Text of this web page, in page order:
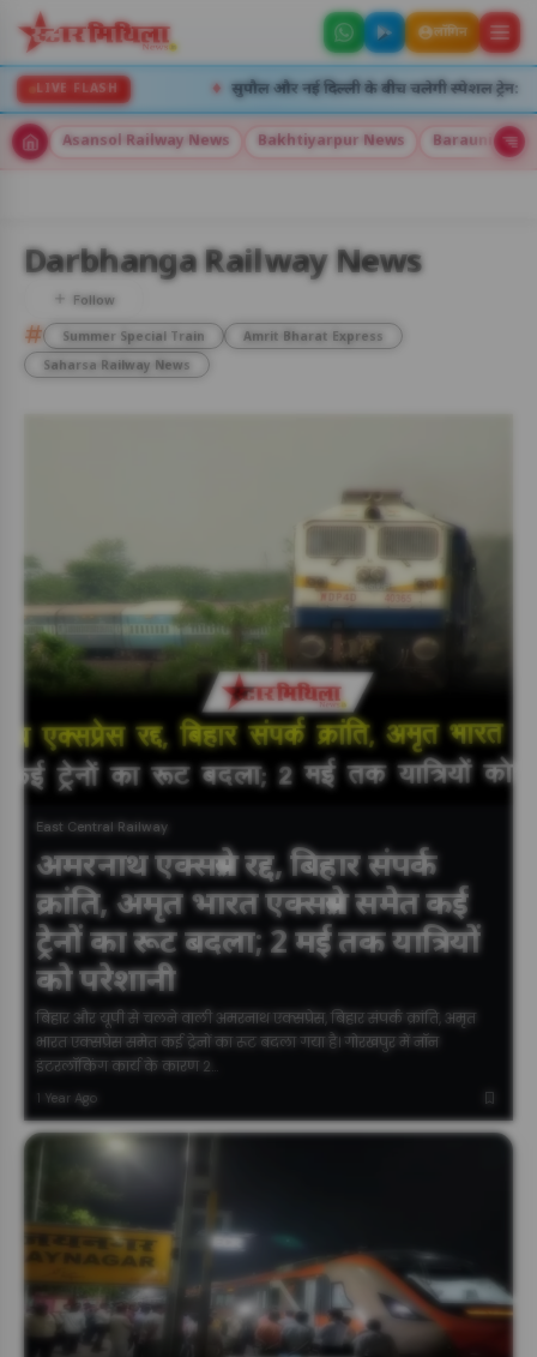
Asansol Railway News Bakhtiyarpur News Barauni News
लॉगिन
LIVE FLASH
रहेंगी रद्द सुपौल और नई दिल्ली के बीच चलेगी स्पेशल ट्रेन: यात्रियों
अलर्ट्स
8 अग॰ 2026
उदय: --:--
Darbhanga Railway News
# Summer Special Train
Amrit Bharat Express
Saharsa Railway News
East Central Railway
अमरनाथ एक्सप्रेस रद्द, बिहार संपर्क
क्रांति, अमृत भारत एक्सप्रेस समेत कई
ट्रेनों का रूट बदला; 2 मई तक यात्रियों
को परेशानी
बिहार और यूपी से चलने वाली अमरनाथ एक्सप्रेस, बिहार संपर्क क्रांति, अमृत
भारत एक्सप्रेस समेत कई ट्रेनों का रूट बदला गया है। गोरखपुर में नॉन
इंटरलॉकिंग कार्य के कारण 2…
1 Year Ago